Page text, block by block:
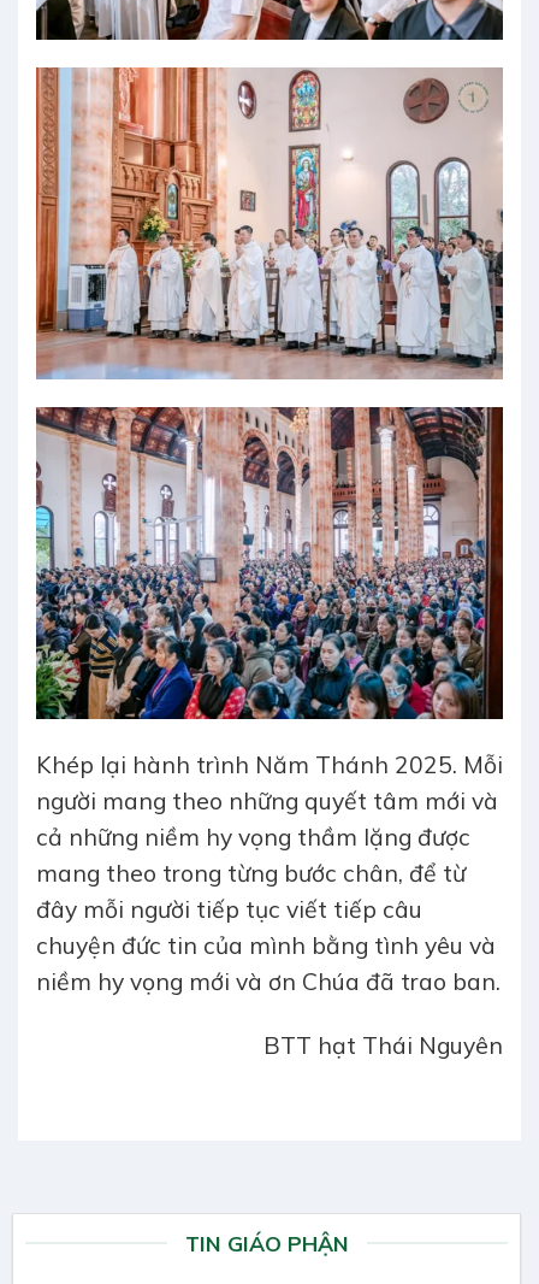
Khép lại hành trình Năm Thánh 2025. Mỗi
người mang theo những quyết tâm mới và
cả những niềm hy vọng thầm lặng được
mang theo trong từng bước chân, để từ
đây mỗi người tiếp tục viết tiếp câu
chuyện đức tin của mình bằng tình yêu và
niềm hy vọng mới và ơn Chúa đã trao ban.
BTT hạt Thái Nguyên
TIN GIÁO PHẬN